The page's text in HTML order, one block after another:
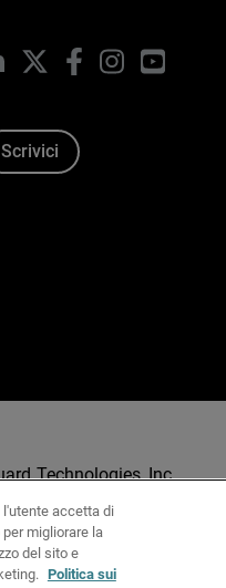
LinkedIn FacebookInstagram
Scrivici
Technologies, Inc.
>
l'utente accetta di
migliorare la
del sito e
Politica sui